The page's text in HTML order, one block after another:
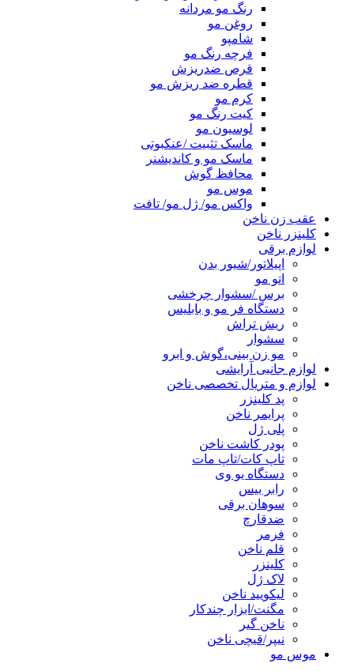
رنگ مو مردانه
روغن مو
شامپو
فرچه رنگ مو
قرص ضدریزش
قطره ضد ریزش مو
کرم مو
کیت رنگ مو
لوسیون مو
ماسک تثبیت /عنکبوتی
ماسک مو و کاندیشنر
محافظ گوش
موس مو
واکس مو/ ژل مو/ تافت
عقب زن ناخن
کلینزر ناخن
لوازم برقی
اپیلاتور/شیور بدن
اتو مو
برس /سشوار چرخشی
دستگاه فر مو و بابلیس
ریش تراش
سشوار
مو زن بینی،گوش و ابرو
لوازم جانبی آرایشی
لوازم و متریال تخصصی ناخن
پد کلینزر
پرایمر ناخن
پلی ژل
پودر کاشت ناخن
تاپ کات/تاپ مات
دستگاه یو وی
رابر بیس
سوهان برقی
ضدقارچ
فرمر
قلم ناخن
کلینزر
لاک ژل
لیکوييد ناخن
مگنت/ابزار چندکار
ناخن گیر
نیپر/قیچی ناخن
موس مو